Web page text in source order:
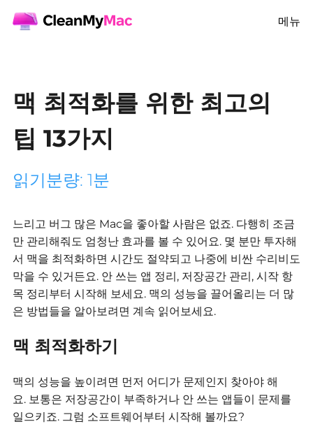
메뉴
맥 최적화를 위한 최고의
팁 13가지
읽기분량: 1분
느리고 버그 많은 Mac을 좋아할 사람은 없죠. 다행히 조금
만 관리해줘도 엄청난 효과를 볼 수 있어요. 몇 분만 투자해
서 맥을 최적화하면 시간도 절약되고 나중에 비싼 수리비도
막을 수 있거든요. 안 쓰는 앱 정리, 저장공간 관리, 시작 항
목 정리부터 시작해 보세요. 맥의 성능을 끌어올리는 더 많
은 방법들을 알아보려면 계속 읽어보세요.
맥 최적화하기
맥의 성능을 높이려면 먼저 어디가 문제인지 찾아야 해
요. 보통은 저장공간이 부족하거나 안 쓰는 앱들이 문제를
일으키죠. 그럼 소프트웨어부터 시작해 볼까요?